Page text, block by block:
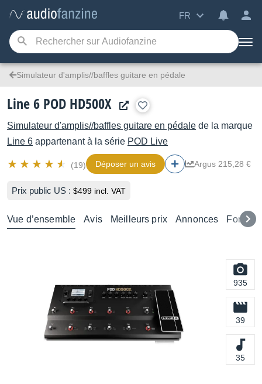
FR
Simulateur d'amplis//baffles guitare en pédale
Line 6 POD HD500X
Simulateur d'amplis//baffles guitare en pédale de la marque
Line 6 appartenant à la série POD Live
(19) Déposer un avis Argus 215,28 €
Prix public US : $499 incl. VAT
Vue d’ensemble Avis Meilleurs prix Annonces Forums
935
39
35